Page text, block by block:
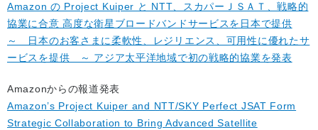
Amazon の Project Kuiper と NTT、スカパーＪＳＡＴ、戦略的
協業に合意 高度な衛星ブロードバンドサービスを日本で提供
～ 日本のお客さまに柔軟性、レジリエンス、可用性に優れたサ
ービスを提供 ～ アジア太平洋地域で初の戦略的協業を発表
Amazonからの報道発表
Amazon’s Project Kuiper and NTT/SKY Perfect JSAT Form
Strategic Collaboration to Bring Advanced Satellite